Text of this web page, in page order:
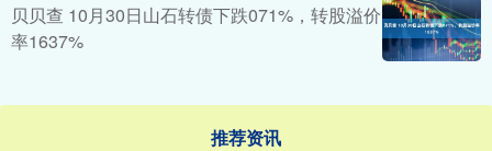
贝贝查 10月30日山石转债下跌071%，转股溢价
率1637%
推荐资讯